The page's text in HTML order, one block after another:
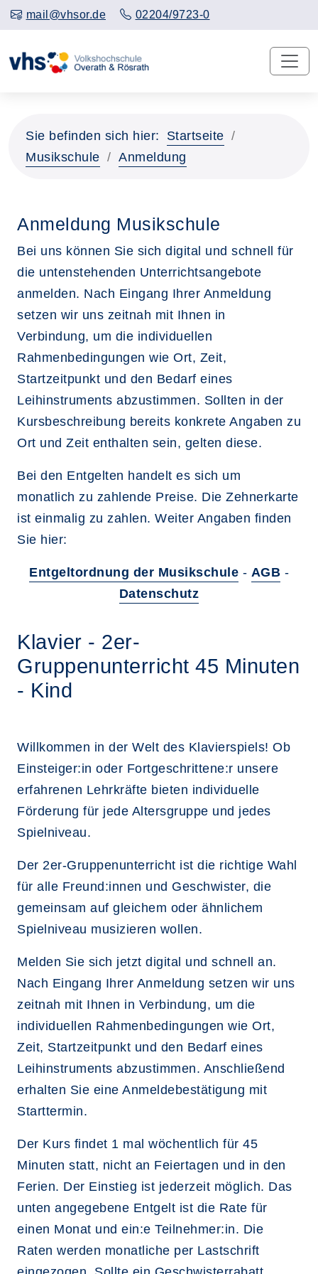
mail@vhsor.de 02204/9723-0
Sie befinden sich hier:
Startseite
Musikschule
Anmeldung
Anmeldung Musikschule
Bei uns können Sie sich digital und schnell für
die untenstehenden Unterrichtsangebote
anmelden. Nach Eingang Ihrer Anmeldung
setzen wir uns zeitnah mit Ihnen in
Verbindung, um die individuellen
Rahmenbedingungen wie Ort, Zeit,
Startzeitpunkt und den Bedarf eines
Leihinstruments abzustimmen. Sollten in der
Kursbeschreibung bereits konkrete Angaben zu
Ort und Zeit enthalten sein, gelten diese.
Bei den Entgelten handelt es sich um
monatlich zu zahlende Preise. Die Zehnerkarte
ist einmalig zu zahlen. Weiter Angaben finden
Sie hier:
Entgeltordnung der Musikschule - AGB -
Datenschutz
Klavier - 2er-
Gruppenunterricht 45 Minuten
- Kind
Willkommen in der Welt des Klavierspiels! Ob
Einsteiger:in oder Fortgeschrittene:r unsere
erfahrenen Lehrkräfte bieten individuelle
Förderung für jede Altersgruppe und jedes
Spielniveau.
Der 2er-Gruppenunterricht ist die richtige Wahl
für alle Freund:innen und Geschwister, die
gemeinsam auf gleichem oder ähnlichem
Spielniveau musizieren wollen.
Melden Sie sich jetzt digital und schnell an.
Nach Eingang Ihrer Anmeldung setzen wir uns
zeitnah mit Ihnen in Verbindung, um die
individuellen Rahmenbedingungen wie Ort,
Zeit, Startzeitpunkt und den Bedarf eines
Leihinstruments abzustimmen. Anschließend
erhalten Sie eine Anmeldebestätigung mit
Starttermin.
Der Kurs findet 1 mal wöchentlich für 45
Minuten statt, nicht an Feiertagen und in den
Ferien. Der Einstieg ist jederzeit möglich. Das
unten angegebene Entgelt ist die Rate für
einen Monat und ein:e Teilnehmer:in. Die
Raten werden monatliche per Lastschrift